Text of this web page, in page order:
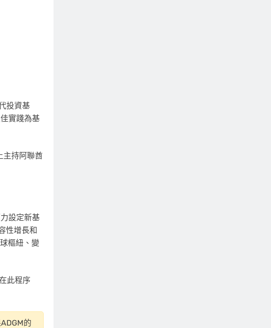
投資基
實踐為基
主持阿聯酋
設定新基
性增長和
樞紐、變
此程序
的